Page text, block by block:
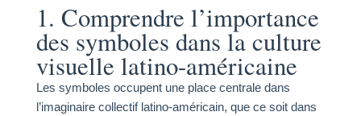
1. Comprendre l’importance
des symboles dans la culture
visuelle latino-américaine
Les symboles occupent une place centrale dans
l’imaginaire collectif latino-américain, que ce soit dans